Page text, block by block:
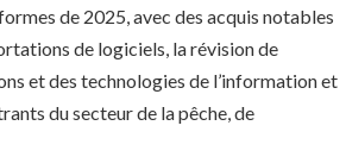
de 2025, avec des acquis notables
de logiciels, la révision de
et des technologies de l’information et
du secteur de la pêche, de